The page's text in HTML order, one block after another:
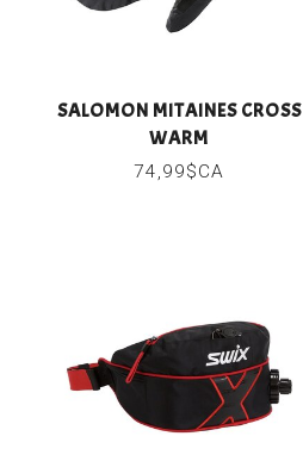
SALOMON MITAINES CROSS
WARM
74,99$CA